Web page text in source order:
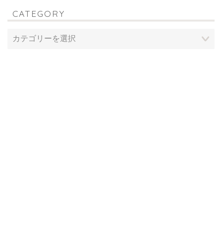
CATEGORY